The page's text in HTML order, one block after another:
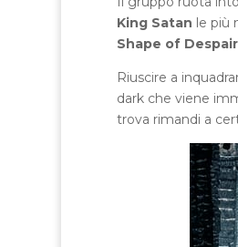
King Satan le più
Shape of Despair
Riuscire a
dark che viene
trova rimandi a